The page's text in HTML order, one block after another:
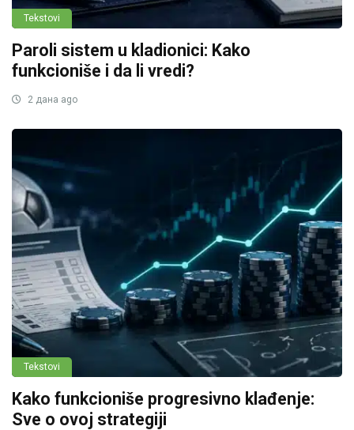
Tekstovi
Paroli sistem u kladionici: Kako
funkcioniše i da li vredi?
2 дана ago
Tekstovi
Kako funkcioniše progresivno klađenje:
Sve o ovoj strategiji